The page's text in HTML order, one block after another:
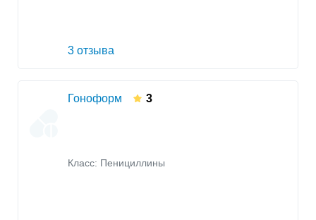
3 отзыва
Гоноформ 3
Класс: Пенициллины